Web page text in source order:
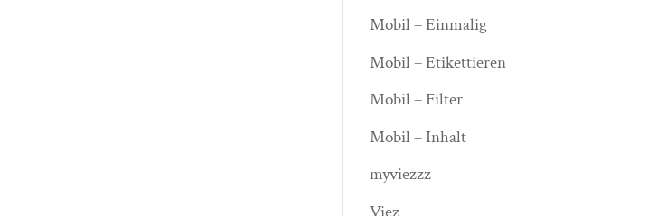
Mobil – Einmalig
Mobil – Etikettieren
Mobil – Filter
Mobil – Inhalt
myviezzz
Viez